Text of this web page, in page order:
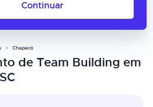
Continuar
Chapecó
de Team Building em